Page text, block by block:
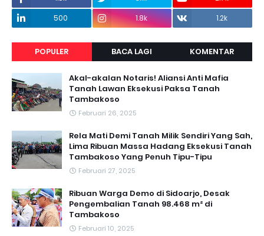
500
1.8k 1.2k
POPULER BACA LAGI KOMENTAR
Akal-akalan Notaris! Aliansi Anti Mafia
Tanah Lawan Eksekusi Paksa Tanah
Tambakoso
Februari 26, 2025
Rela Mati Demi Tanah Milik Sendiri Yang Sah,
Lima Ribuan Massa Hadang Eksekusi Tanah
Tambakoso Yang Penuh Tipu-Tipu
Februari 27, 2025
Ribuan Warga Demo di Sidoarjo, Desak
Pengembalian Tanah 98.468 m² di
Tambakoso
Februari 10, 2025